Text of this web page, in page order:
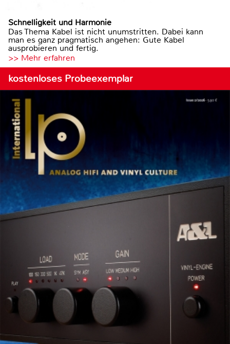
Schnelligkeit und Harmonie
Das Thema Kabel ist nicht unumstritten. Dabei kann
man es ganz pragmatisch angehen: Gute Kabel
ausprobieren und fertig.
>> Mehr erfahren
kostenloses Probeexemplar